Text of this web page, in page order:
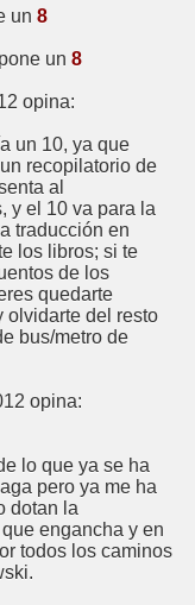
un 8
un 8
opina:
un 10, ya que
recopilatorio de
al
y el 10 va para la
traducción en
los libros; si te
de los
quedarte
olvidarte del resto
bus/metro de
opina:
lo que ya se ha
pero ya me ha
dotan la
engancha y en
todos los caminos